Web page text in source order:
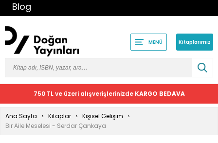
Blog
MENÜ Kitaplarımız
750 TL ve üzeri alışverişlerinizde KARGO BEDAVA
Ana Sayfa Kitaplar
Kişisel Gelişim
Bir Aile Meselesi - Serdar Çankaya